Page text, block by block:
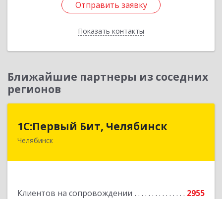
Отправить заявку
Показать контакты
Отправить заявку
Назад
Ближайшие партнеры из соседних
регионов
1С:Первый Бит, Челябинск
Челябинск
Клиентов на сопровождении
2955
1С:Первый Бит, Челябинск